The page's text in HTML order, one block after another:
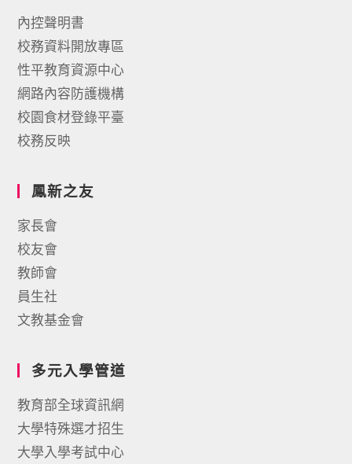
內控聲明書
校務資料開放專區
性平教育資源中心
網路內容防護機構
校園食材登錄平臺
校務反映
鳳新之友
家長會
校友會
教師會
員生社
文教基金會
多元入學管道
教育部全球資訊網
大學特殊選才招生
大學入學考試中心